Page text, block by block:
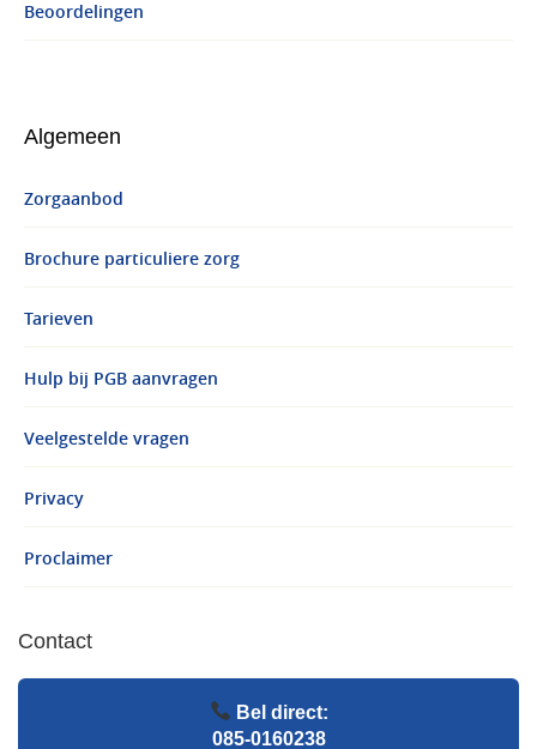
Beoordelingen
Algemeen
Zorgaanbod
Brochure particuliere zorg
Tarieven
Hulp bij PGB aanvragen
Veelgestelde vragen
Privacy
Proclaimer
Contact
Bel direct:
085-0160238